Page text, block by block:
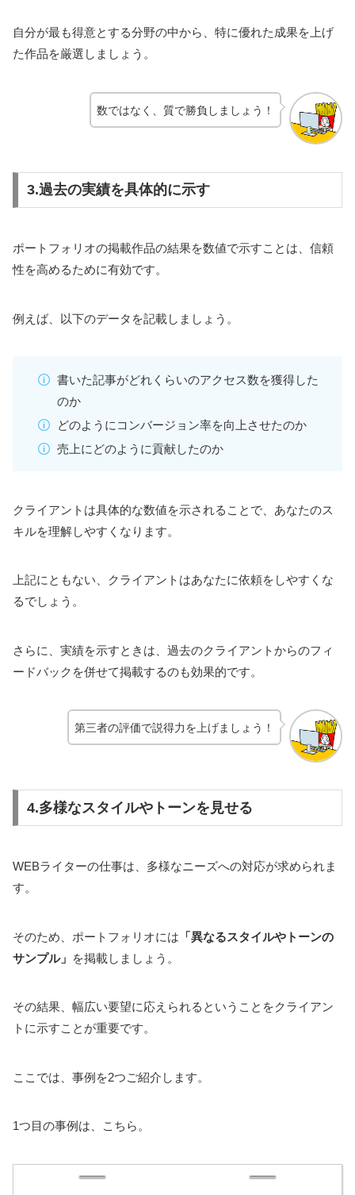
自分が最も得意とする分野の中から、特に優れた成果を上げ
た作品を厳選しましょう。
数ではなく、質で勝負しましょう！
3.過去の実績を具体的に示す
ポートフォリオの掲載作品の結果を数値で示すことは、信頼
性を高めるために有効です。
例えば、以下のデータを記載しましょう。
書いた記事がどれくらいのアクセス数を獲得した
のか
どのようにコンバージョン率を向上させたのか
売上にどのように貢献したのか
クライアントは具体的な数値を示されることで、あなたのス
キルを理解しやすくなります。
上記にともない、クライアントはあなたに依頼をしやすくな
るでしょう。
さらに、実績を示すときは、過去のクライアントからのフィ
ードバックを併せて掲載するのも効果的です。
第三者の評価で説得力を上げましょう！
4.多様なスタイルやトーンを見せる
WEBライターの仕事は、多様なニーズへの対応が求められま
す。
そのため、ポートフォリオには 「異なるスタイルやトーンの
サンプル」 を掲載しましょう。
その結果、幅広い要望に応えられるということをクライアン
トに示すことが重要です。
ここでは、事例を2つご紹介します。
1つ目の事例は、こちら。